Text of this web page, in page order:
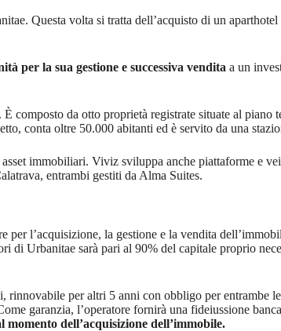
Questa volta si tratta dell’acquisto di un
per la sua gestione e successiva vendita a un
composto da otto proprietà registrate situate al
conta oltre 50.000 abitanti ed è servito da una
immobiliari. Viviz sviluppa anche piattaforme e
entrambi gestiti da Alma Suites.
per l’acquisizione, la gestione e la vendita
di Urbanitae sarà pari al 90% del capitale proprio
rinnovabile per altri 5 anni con obbligo per entrambe
garanzia, l’operatore fornirà una fideiussione
dell’acquisizione dell’immobile.